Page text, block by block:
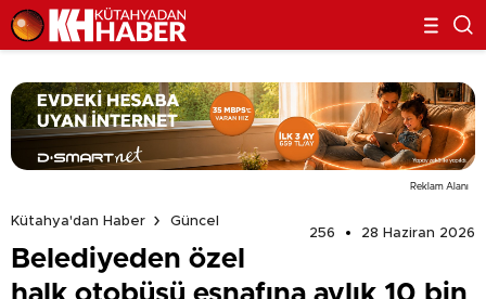
Reklam Alanı
Kütahya'dan Haber
Güncel
256
28 Haziran 2026
Belediyeden özel
halk otobüsü esnafına aylık 10 bin